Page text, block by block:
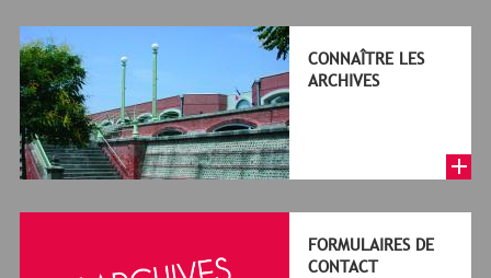
CONNAÎTRE LES
ARCHIVES
FORMULAIRES DE
CONTACT